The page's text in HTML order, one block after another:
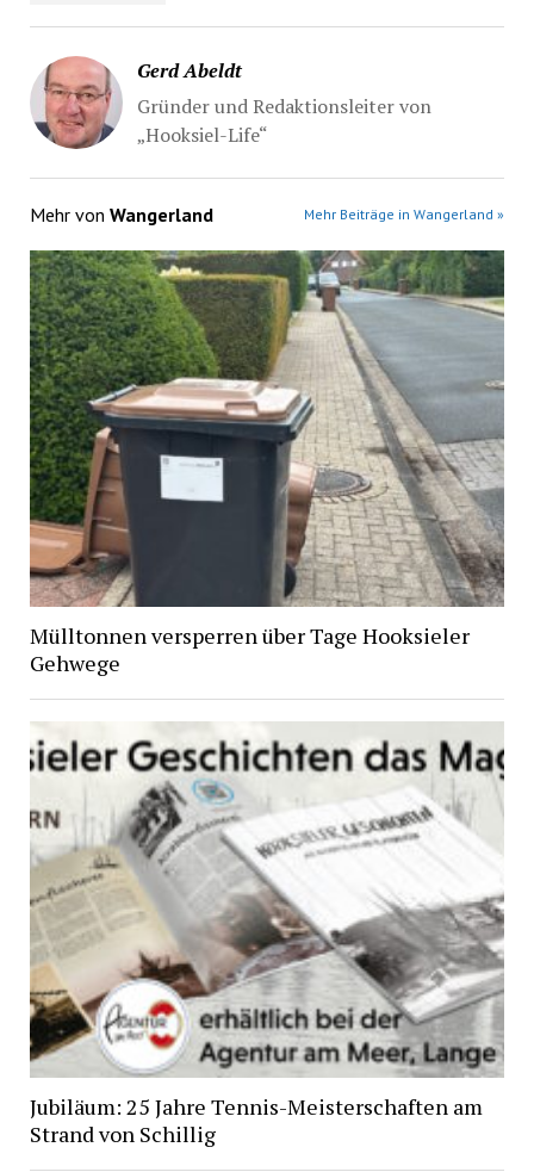
Gerd Abeldt
Gründer und Redaktionsleiter von
„Hooksiel-Life“
Mehr von Wangerland Mehr Beiträge in Wangerland »
Mülltonnen versperren über Tage Hooksieler
Gehwege
Jubiläum: 25 Jahre Tennis-Meisterschaften am
Strand von Schillig